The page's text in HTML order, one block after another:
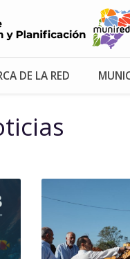
DE LA RED